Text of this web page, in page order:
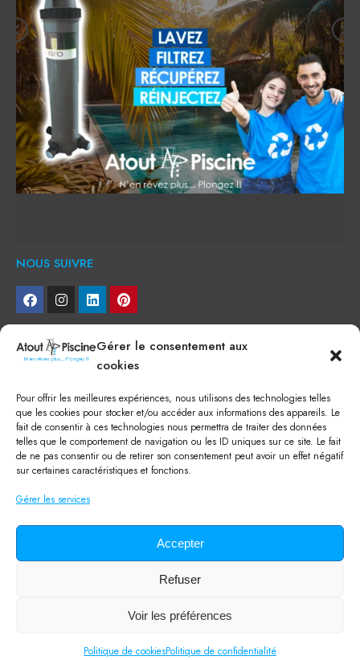
Gérer le consentement aux
cookies
Pour offrir les meilleures expériences, nous utilisons des technologies telles
que les cookies pour stocker et/ou accéder aux informations des appareils. Le
fait de consentir à ces technologies nous permettra de traiter des données
telles que le comportement de navigation ou les ID uniques sur ce site. Le fait
de ne pas consentir ou de retirer son consentement peut avoir un effet négatif
sur certaines caractéristiques et fonctions.
Gérer les services
Accepter
Refuser
Voir les préférences
Politique de cookiesPolitique de confidentialité
NOUS SUIVRE
NEWSLETTER
Je veux recevoir toute l'actu
NOS SERVICES
Construction de piscine béton à Narbonne
Piscine coque à Narbonne
Acheter SPA à Narbonne
Pisciniste Narbonne
Mini piscine
Location machine avec chauffeur
Atout Piscine
Mentions légales/Politique de confidentialité